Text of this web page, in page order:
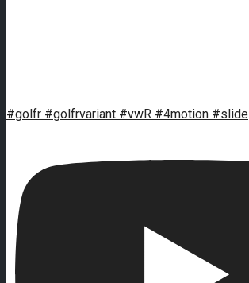
#golfr #golfrvariant #vwR #4motion #slide